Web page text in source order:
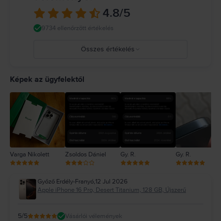
https://support.apple.com/ro-ro/guide/iphone/iph301fc905/ios
4.8/5
9734 ellenőrzött értékelés
Összes értékelés
Képek az ügyfelektől
Varga Nikolett Zsoldos Dániel Gy. R. Gy. R.
Győző Erdély-Franyó,12 Jul 2026
Apple iPhone 16 Pro, Desert Titanium, 128 GB, Újszerű
5/5 Vásárlói vélemények